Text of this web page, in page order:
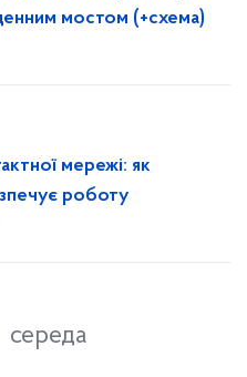
мостом (+схема)
мережі: як
роботу
середа